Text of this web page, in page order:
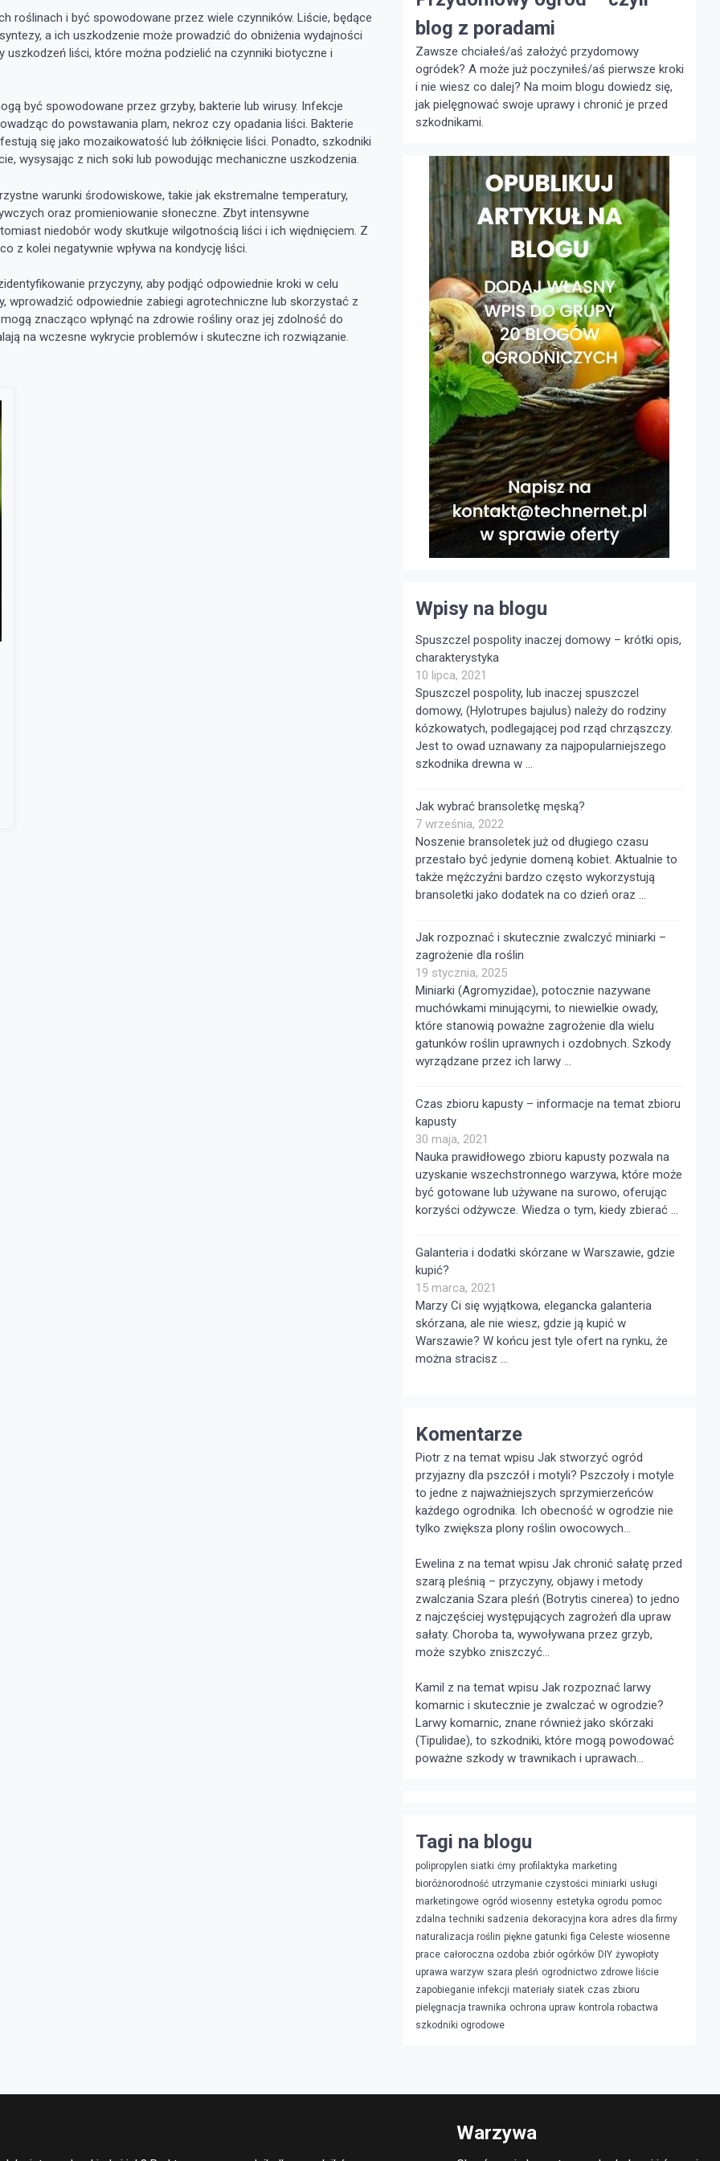
roślinach i być spowodowane przez wiele czynników. Liście, będące
a ich uszkodzenie może prowadzić do obniżenia wydajności
liści, które można podzielić na czynniki biotyczne i
być spowodowane przez grzyby, bakterie lub wirusy. Infekcje
do powstawania plam, nekroz czy opadania liści. Bakterie
się jako mozaikowatość lub żółknięcie liści. Ponadto, szkodniki
wysysając z nich soki lub powodując mechaniczne uszkodzenia.
warunki środowiskowe, takie jak ekstremalne temperatury,
oraz promieniowanie słoneczne. Zbyt intensywne
niedobór wody skutkuje wilgotnością liści i ich więdnięciem. Z
z kolei negatywnie wpływa na kondycję liści.
przyczyny, aby podjąć odpowiednie kroki w celu
wprowadzić odpowiednie zabiegi agrotechniczne lub skorzystać z
znacząco wpłynąć na zdrowie rośliny oraz jej zdolność do
na wczesne wykrycie problemów i skuteczne ich rozwiązanie.
blog z poradami
Zawsze chciałeś/aś założyć przydomowy
ogródek? A może już poczyniłeś/aś pierwsze kroki
i nie wiesz co dalej? Na moim blogu dowiedz się,
jak pielęgnować swoje uprawy i chronić je przed
szkodnikami.
Wpisy na blogu
Spuszczel pospolity inaczej domowy – krótki opis,
charakterystyka
10 lipca, 2021
Spuszczel pospolity, lub inaczej spuszczel
domowy, (Hylotrupes bajulus) należy do rodziny
kózkowatych, podlegającej pod rząd chrząszczy.
Jest to owad uznawany za najpopularniejszego
szkodnika drewna w …
Jak wybrać bransoletkę męską?
7 września, 2022
Noszenie bransoletek już od długiego czasu
przestało być jedynie domeną kobiet. Aktualnie to
także mężczyźni bardzo często wykorzystują
bransoletki jako dodatek na co dzień oraz …
Jak rozpoznać i skutecznie zwalczyć miniarki –
zagrożenie dla roślin
19 stycznia, 2025
Miniarki (Agromyzidae), potocznie nazywane
muchówkami minującymi, to niewielkie owady,
które stanowią poważne zagrożenie dla wielu
gatunków roślin uprawnych i ozdobnych. Szkody
wyrządzane przez ich larwy …
Czas zbioru kapusty – informacje na temat zbioru
kapusty
30 maja, 2021
Nauka prawidłowego zbioru kapusty pozwala na
uzyskanie wszechstronnego warzywa, które może
być gotowane lub używane na surowo, oferując
korzyści odżywcze. Wiedza o tym, kiedy zbierać …
Galanteria i dodatki skórzane w Warszawie, gdzie
kupić?
15 marca, 2021
Marzy Ci się wyjątkowa, elegancka galanteria
skórzana, ale nie wiesz, gdzie ją kupić w
Warszawie? W końcu jest tyle ofert na rynku, że
można stracisz …
Komentarze
Piotr z na temat wpisu Jak stworzyć ogród
przyjazny dla pszczół i motyli? Pszczoły i motyle
to jedne z najważniejszych sprzymierzeńców
każdego ogrodnika. Ich obecność w ogrodzie nie
tylko zwiększa plony roślin owocowych...
Ewelina z na temat wpisu Jak chronić sałatę przed
szarą pleśnią – przyczyny, objawy i metody
zwalczaniaSzara pleśń (Botrytis cinerea) to jedno
z najczęściej występujących zagrożeń dla upraw
sałaty. Choroba ta, wywoływana przez grzyb,
może szybko zniszczyć...
Kamil z na temat wpisu Jak rozpoznać larwy
komarnic i skutecznie je zwalczać w ogrodzie?
Larwy komarnic, znane również jako skórzaki
(Tipulidae), to szkodniki, które mogą powodować
poważne szkody w trawnikach i uprawach...
Tagi na blogu
polipropylen siatki ćmy profilaktyka marketing
bioróżnorodność utrzymanie czystości miniarki usługi
marketingowe ogród wiosenny estetyka ogrodu pomoc
zdalna techniki sadzenia dekoracyjna kora adres dla firmy
naturalizacja roślin piękne gatunki figa Celeste wiosenne
prace całoroczna ozdoba zbiór ogórków DIY żywopłoty
uprawa warzyw szara pleśń ogrodnictwo zdrowe liście
zapobieganie infekcji materiały siatek czas zbioru
pielęgnacja trawnika ochrona upraw kontrola robactwa
szkodniki ogrodowe
Warzywa